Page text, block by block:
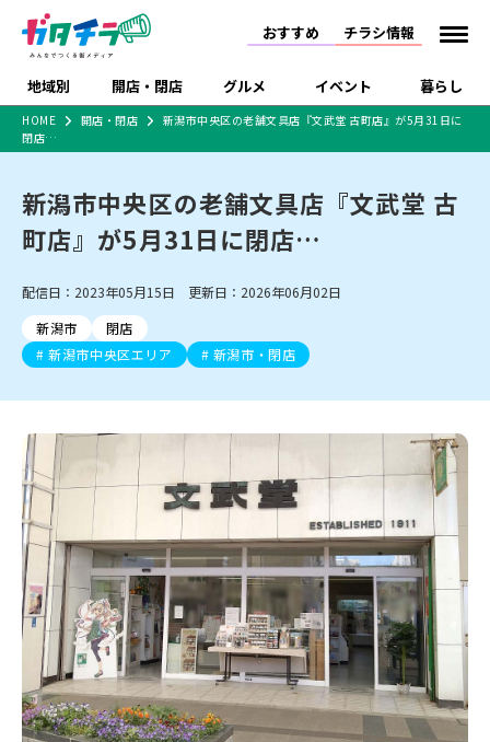
おすすめ チラシ情報
地域別 開店・閉店 グルメ イベント 暮らし
新潟市 下越
中越 上越
新潟市中央区 新潟市東区
新潟市北区
新潟市南区
新潟市江南区 新潟市秋葉区
新潟市西蒲区
村上・関川
新発田・聖籠
胎内・粟島
三条・加茂・田上
五泉・阿賀野・阿賀
燕・弥彦
長岡・見附
小千谷・十日町・津南
魚沼・南魚沼・湯沢
柏崎・刈羽・出雲崎
上越・妙高・糸魚川
開店 閉店
リニューアル・移転 休業 開店まとめ
新潟市・開店
長岡市・閉店
上越市・開店
上越市・閉店
ラーメン 現地レポート
和食 洋食
ご当地グルメ 食べ歩き
季節・期間限定
カフェ
居酒屋・バー 焼肉
パスタ
パン・ベーカリー
タレカツ・豚カツ
デカ盛り・大盛り
旨辛・激辛
定食・町定食 海鮮・鮨
そば・うどん
日本酒・新潟清酒
ワイン・クラフトビール
ケーキ・パフェ
ビアガーデン・暑気払い
忘新年会・歓送迎会
体験・販売 祭り・伝統行事
趣味・展示会 ライブ・コンサート
セミナー・講演会 子ども向け
入場無料
住宅展示場
完成見学会 学生スポーツ アルビレックス
施設・ショップ
住宅メーカー・工務
店
食品メーカー・県産
品
リラクゼーション・整体
スキー場
リユース・買取
病院・クリニック
イオンモール
ラブラ万代・ラブラ2
ビルボードプレイスBP
新潟伊勢丹
リバーサイド千秋
パティオPATIO
特売セール インタビュー
特集・まとめ記事
セツコママ ランキング
開店まとめ
閉店まとめ 人気記事まとめ
ショッピングモール・
大型施設
ドラッグストア・ホーム
ファッション
新車・中古車・カー用品
旅行・レジャー
家電・携帯電話
冠婚葬祭
習い事・塾 通販・EC イベント
求人
官公庁・自治体
新潟市 チラシ
長岡・見附 チラシ
上越・妙高・糸魚川 チラシ
注目 チラシ
週末セール
火曜セール
オープン・リニューアルセール
周年祭・感謝祭セール
年末・初売りセール
HOME 開店・閉店
新潟市中央区の老舗文具店『文武堂 古町店』が5月31日に
閉店…
新潟市中央区の老舗文具店『文武堂 古
町店』が5月31日に閉店…
配信日：2023年05月15日 更新日：2026年06月02日
新潟市
閉店
新潟市中央区エリア
新潟市・閉店